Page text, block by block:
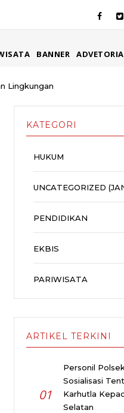
BANNER
Lingkungan
KATEGORI
HUKUM
UNCATEGORIZED
PENDIDIKAN
EKBIS
PARIWISATA
ARTIKEL TERKINI
01
Personil
Sosialisasi
Karhutla
Selatan